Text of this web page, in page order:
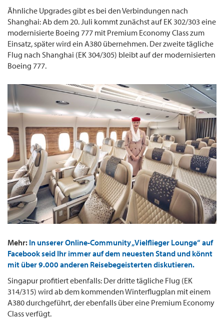
Ähnliche Upgrades gibt es bei den Verbindungen nach
Shanghai: Ab dem 20. Juli kommt zunächst auf EK 302/303 eine
modernisierte Boeing 777 mit Premium Economy Class zum
Einsatz, später wird ein A380 übernehmen. Der zweite tägliche
Flug nach Shanghai (EK 304/305) bleibt auf der modernisierten
Boeing 777.
Mehr: In unserer Online-Community „Vielflieger Lounge“ auf
Facebook seid Ihr immer auf dem neuesten Stand und könnt
mit über 9.000 anderen Reisebegeisterten diskutieren.
Singapur profitiert ebenfalls: Der dritte tägliche Flug (EK
314/315) wird ab dem kommenden Winterflugplan mit einem
A380 durchgeführt, der ebenfalls über eine Premium Economy
Class verfügt.